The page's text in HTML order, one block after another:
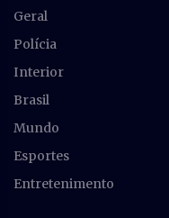
Geral
Polícia
Interior
Brasil
Mundo
Esportes
Entretenimento